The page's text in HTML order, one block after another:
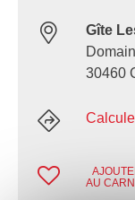
Gîte
30460
AU